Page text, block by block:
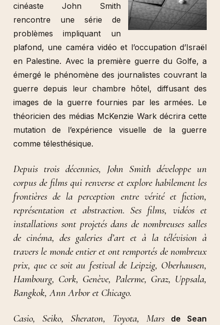
cinéaste John Smith
rencontre une série de
problèmes impliquant un
plafond, une caméra vidéo et l’occupation d’Israël
en Palestine. Avec la première guerre du Golfe, a
émergé le phénomène des journalistes couvrant la
guerre depuis leur chambre hôtel, diffusant des
images de la guerre fournies par les armées. Le
théoricien des médias McKenzie Wark décrira cette
mutation de l’expérience visuelle de la guerre
comme télesthésique.
Depuis trois décennies, John Smith développe un
corpus de films qui renverse et explore habilement les
frontières de la perception entre vérité et fiction,
représentation et abstraction. Ses films, vidéos et
installations sont projetés dans de nombreuses salles
de cinéma, des galeries d’art et à la télévision à
travers le monde entier et ont remportés de nombreux
prix, que ce soit au festival de Leipzig, Oberhausen,
Hambourg, Cork, Genève, Palerme, Graz, Uppsala,
Bangkok, Ann Arbor et Chicago.
Casio, Seiko, Sheraton, Toyota, Mars de Sean